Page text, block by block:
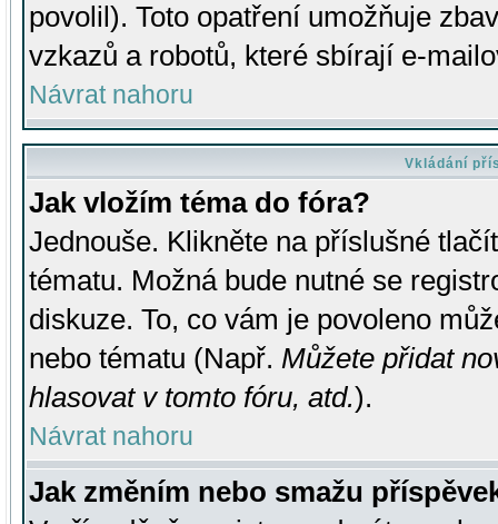
povolil). Toto opatření umožňuje
vzkazů a robotů, které sbírají e-
Návrat nahoru
Vkládání
Jak vložím téma do fóra?
Jednouše. Klikněte na příslušné
tématu. Možná bude nutné se
diskuze. To, co vám je povoleno
nebo tématu (Např. Můžete přidat
hlasovat v tomto fóru, atd.).
Návrat nahoru
Jak změním nebo smažu